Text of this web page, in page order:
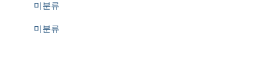
미분류
미분류